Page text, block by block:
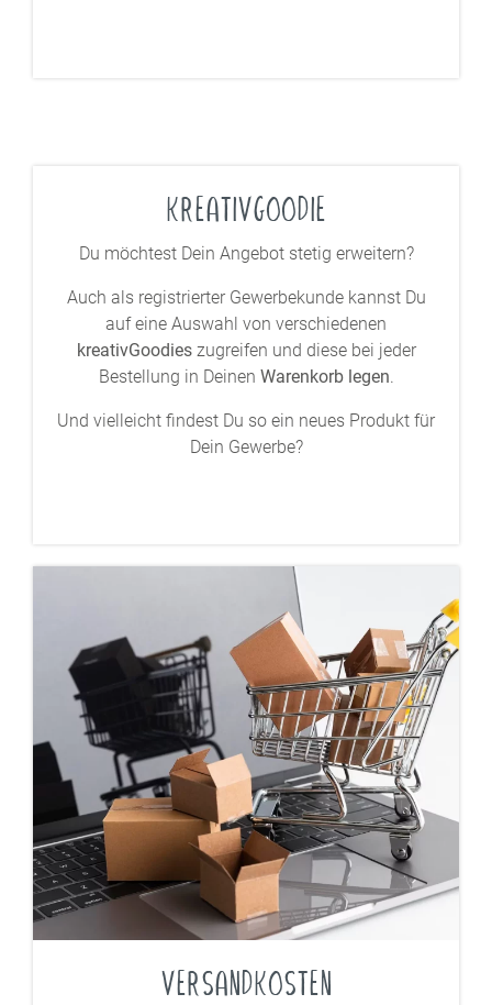
KREATIVGOODIE
Du möchtest Dein Angebot stetig erweitern?
Auch als registrierter Gewerbekunde kannst Du
auf eine Auswahl von verschiedenen
kreativGoodies zugreifen und diese bei jeder
Bestellung in Deinen Warenkorb legen.
Und vielleicht findest Du so ein neues Produkt für
Dein Gewerbe?
VERSANDKOSTEN